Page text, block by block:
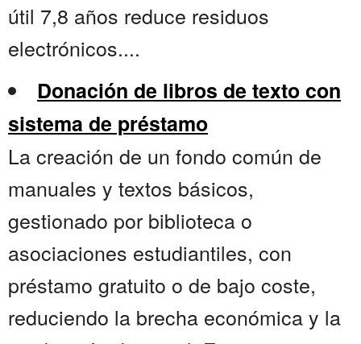
útil 7,8 años reduce residuos
electrónicos....
Donación de libros de texto con
sistema de préstamo
La creación de un fondo común de
manuales y textos básicos,
gestionado por biblioteca o
asociaciones estudiantiles, con
préstamo gratuito o de bajo coste,
reduciendo la brecha económica y la